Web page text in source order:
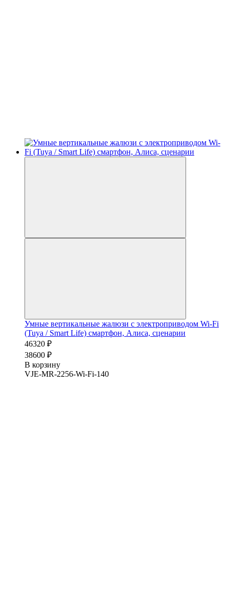
Умные вертикальные жалюзи с электроприводом Wi-Fi
(Tuya / Smart Life) смартфон, Алиса, сценарии
46320 ₽
38600 ₽
В корзину
VJE-MR-2256-Wi-Fi-140